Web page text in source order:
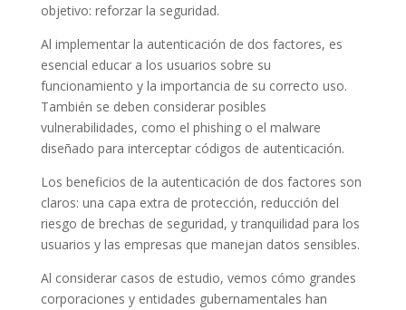
objetivo: reforzar la seguridad.
Al implementar la autenticación de dos factores, es
esencial educar a los usuarios sobre su
funcionamiento y la importancia de su correcto uso.
También se deben considerar posibles
vulnerabilidades, como el phishing o el malware
diseñado para interceptar códigos de autenticación.
Los beneficios de la autenticación de dos factores son
claros: una capa extra de protección, reducción del
riesgo de brechas de seguridad, y tranquilidad para los
usuarios y las empresas que manejan datos sensibles.
Al considerar casos de estudio, vemos cómo grandes
corporaciones y entidades gubernamentales han